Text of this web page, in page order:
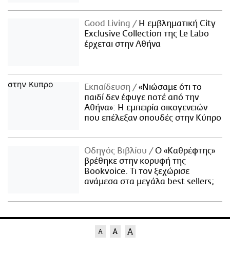
Good Living
Η εμβληματική City
Exclusive Collection της Le Labo
έρχεται στην Αθήνα
Εκπαίδευση
«Νιώσαμε ότι το
παιδί δεν έφυγε ποτέ από την
Αθήνα»: Η εμπειρία οικογενειών
που επέλεξαν σπουδές στην Κύπρο
Οδηγός Βιβλίου
Ο «Καθρέφτης»
βρέθηκε στην κορυφή της
Bookvoice. Τι τον ξεχώρισε
ανάμεσα στα μεγάλα best sellers;